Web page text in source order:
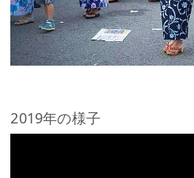
2019年の様子